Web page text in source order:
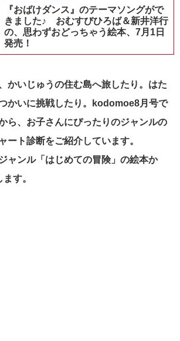
『おばけダンス』のテーマソングがで
きました♪ おむすびひろば＆新井洋行
の、思わずおどっちゃう絵本、7月1日
発売！
かいじゅうの住む島へ旅したり。はた
かいに挑戦したり。kodomoe8月号で
ら、お子さんにぴったりのジャンルの
ート診断をご紹介しています。
ャンル「はじめての冒険」の絵本か
す。